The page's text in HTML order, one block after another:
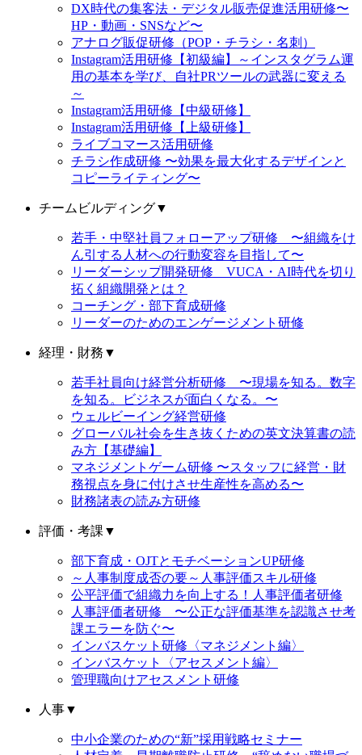
DX時代の集客法・デジタル販売促進活用研修〜
HP・動画・SNSなど〜
アナログ販促研修（POP・チラシ・名刺）
Instagram活用研修【初級編】～インスタグラム運
用の基本を学び、自社PRツールの武器に変える
～
Instagram活用研修【中級研修】
Instagram活用研修【上級研修】
ライブコマース活用研修
チラシ作成研修 〜効果を最大化するデザインと
コピーライティング〜
チームビルディング▼
若手・中堅社員フォローアップ研修 〜組織をけ
ん引する人材への行動変容を目指して〜
リーダーシップ開発研修 VUCA・AI時代を切り
拓く組織開発とは？
コーチング・部下育成研修
リーダーのためのエンゲージメント研修
経理・財務 ▼
若手社員向け経営分析研修 〜現場を知る。数字
を知る。ビジネスが面白くなる。〜
ウェルビーイング経営研修
グローバル社会を生き抜くための英文決算書の読
み方【基礎編】
マネジメントゲーム研修 〜スタッフに経営・財
務視点を身に付けさせ生産性を高める〜
財務諸表の読み方研修
評価・考課 ▼
部下育成・OJTとモチベーションUP研修
～人事制度成否の要～人事評価スキル研修
公平評価で組織力を向上する！人事評価者研修
人事評価者研修 〜公正な評価基準を認識させ考
課エラーを防ぐ〜
インバスケット研修〈マネジメント編〉
インバスケット〈アセスメント編〉
管理職向けアセスメント研修
人事▼
中小企業のための“新”採用戦略セミナー